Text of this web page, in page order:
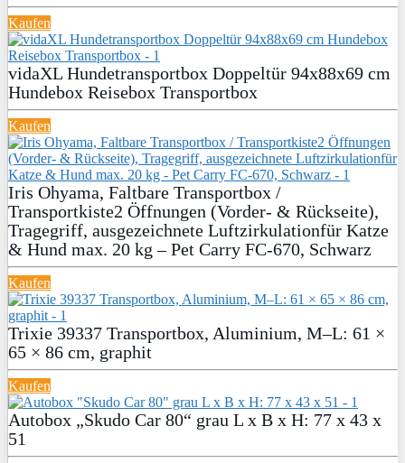
Kaufen
vidaXL Hundetransportbox Doppeltür 94x88x69 cm
Hundebox Reisebox Transportbox
Kaufen
Iris Ohyama, Faltbare Transportbox /
Transportkiste2 Öffnungen (Vorder- & Rückseite),
Tragegriff, ausgezeichnete Luftzirkulationfür Katze
& Hund max. 20 kg – Pet Carry FC-670, Schwarz
Kaufen
Trixie 39337 Transportbox, Aluminium, M–L: 61 ×
65 × 86 cm, graphit
Kaufen
Autobox „Skudo Car 80“ grau L x B x H: 77 x 43 x
51